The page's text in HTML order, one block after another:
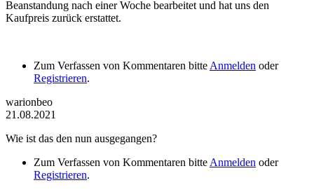
Beanstandung nach einer Woche bearbeitet und hat uns den
Kaufpreis zurück erstattet.
Zum Verfassen von Kommentaren bitte Anmelden oder
Registrieren.
warionbeo
21.08.2021
Wie ist das den nun ausgegangen?
Zum Verfassen von Kommentaren bitte Anmelden oder
Registrieren.